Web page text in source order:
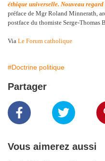
éthique universelle. Nouveau
préface de Mgr Roland Minnerath,
postface du thomiste Serge-Thomas
Via Le Forum catholique
#Doctrine politique
Partager
Vous aimerez aussi